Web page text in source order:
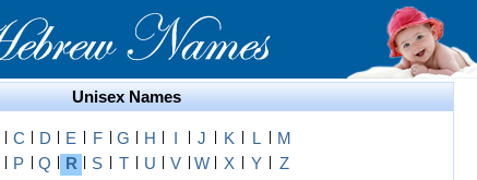
Unisex Names
C D E F G H I J K L
M
P Q R S T U V W X Y Z